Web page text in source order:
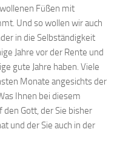
Füßen mit
Und so wollen wir auch
in die Selbständigkeit
Jahre vor der Rente und
gute Jahre haben. Viele
Monate angesichts der
Ihnen bei diesem
den Gott, der Sie bisher
und der Sie auch in der